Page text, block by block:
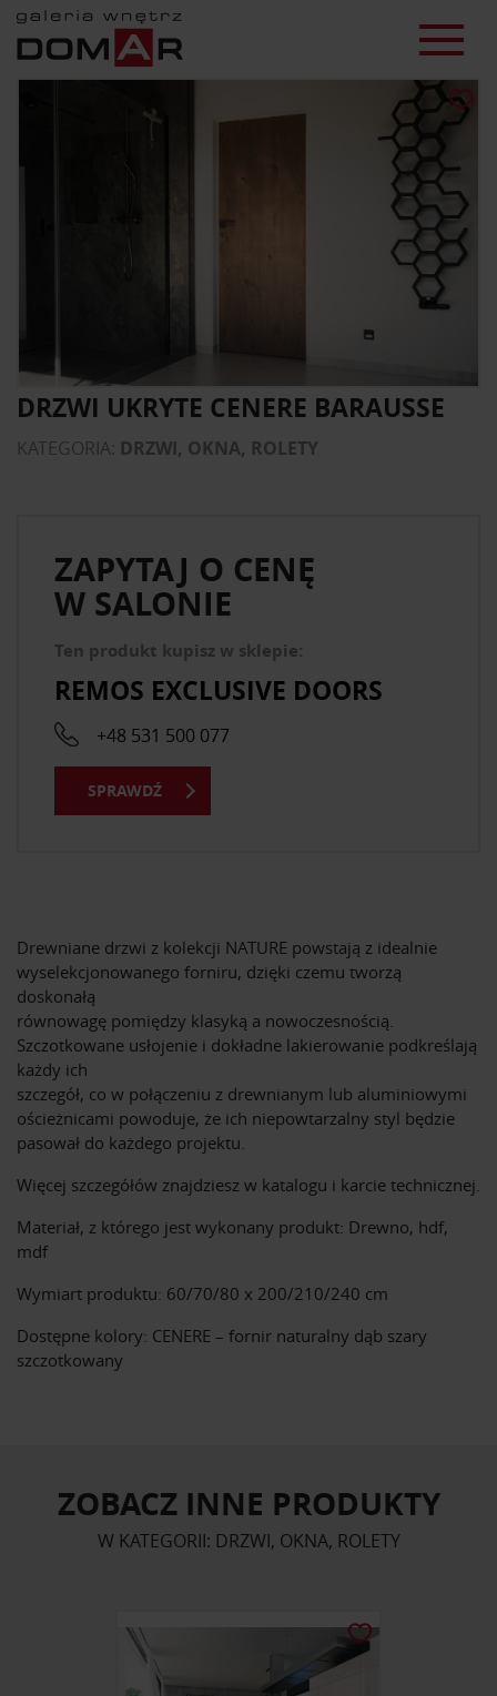
DRZWI UKRYTE CENERE BARAUSSE
KATEGORIA: DRZWI, OKNA, ROLETY
Drewniane drzwi z kolekcji NATURE powstają z idealnie
wyselekcjonowanego forniru, dzięki czemu tworzą
doskonałą
równowagę pomiędzy klasyką a nowoczesnością.
Szczotkowane usłojenie i dokładne lakierowanie podkreślają
każdy ich
szczegół, co w połączeniu z drewnianym lub aluminiowymi
ościeżnicami powoduje, że ich niepowtarzalny styl będzie
pasował do każdego projektu.
Więcej szczegółów znajdziesz w katalogu i karcie technicznej.
Materiał, z którego jest wykonany produkt: Drewno, hdf,
mdf
Wymiart produktu: 60/70/80 x 200/210/240 cm
Dostępne kolory: CENERE – fornir naturalny dąb szary
szczotkowany
ZAPYTAJ O CENĘ
W SALONIE
Ten produkt kupisz w sklepie:
REMOS EXCLUSIVE DOORS
+48 531 500 077
SPRAWDŹ
ZOBACZ INNE PRODUKTY
W KATEGORII: DRZWI, OKNA, ROLETY